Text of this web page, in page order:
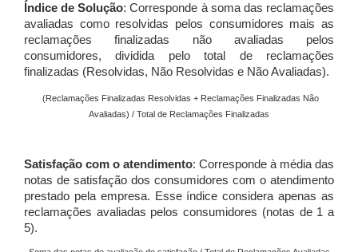
Índice de Solução: Corresponde à soma das reclamações
avaliadas como resolvidas pelos consumidores mais as
reclamações finalizadas não avaliadas pelos
consumidores, dividida pelo total de reclamações
finalizadas (Resolvidas, Não Resolvidas e Não Avaliadas).
(Reclamações Finalizadas Resolvidas + Reclamações Finalizadas Não
Avaliadas) / Total de Reclamações Finalizadas
Satisfação com o atendimento: Corresponde à média das
notas de satisfação dos consumidores com o atendimento
prestado pela empresa. Esse índice considera apenas as
reclamações avaliadas pelos consumidores (notas de 1 a
5).